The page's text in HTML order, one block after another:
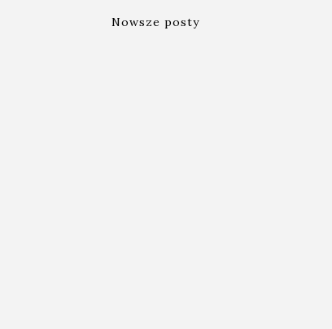
Nowsze posty